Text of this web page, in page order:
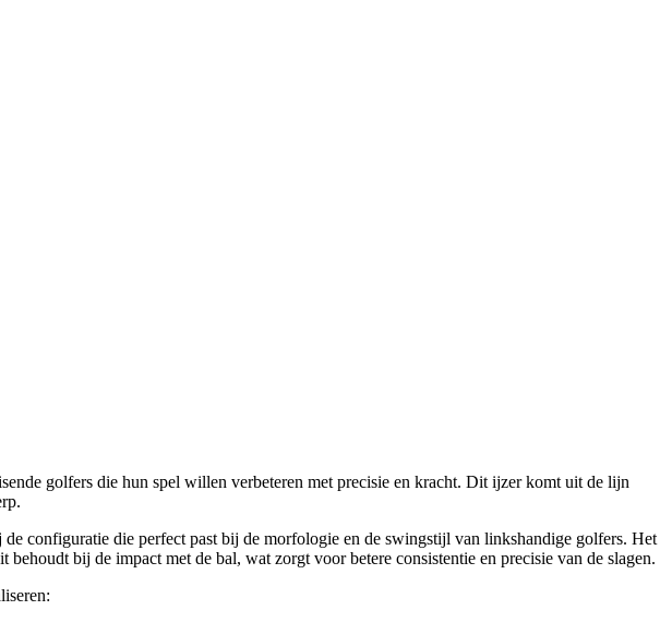
golfers die hun spel willen verbeteren met precisie en kracht. Dit ijzer komt uit de lijn
configuratie die perfect past bij de morfologie en de swingstijl van linkshandige golfers. Het
bij de impact met de bal, wat zorgt voor betere consistentie en precisie van de slagen.